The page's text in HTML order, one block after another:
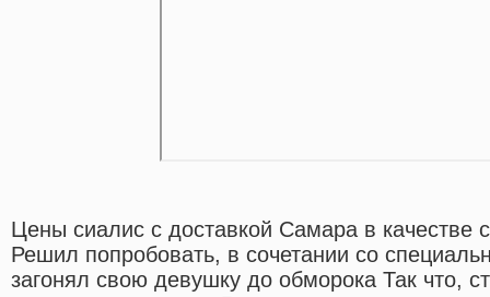
Цены сиалис с доставкой Самара в качестве
Решил попробовать, в сочетании со
загонял свою девушку до обморока Так что,